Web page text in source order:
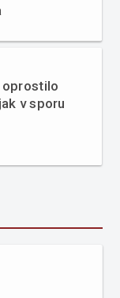
oprostilo
v sporu